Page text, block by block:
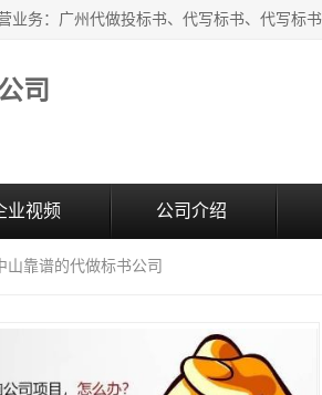
司
业视频 公司介绍
山靠谱的代做标书公司